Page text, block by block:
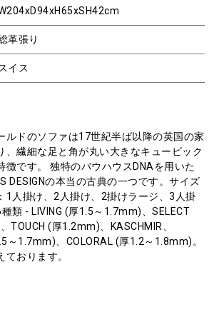
革張り
スイス
ルドのソファは17世紀半ば以降の英国の家
、繊細な足と角が丸い大きなキュービック
徴です。 独特のバウハウスDNAを用いた
DESIGNの本当の古典の一つです。サイズ
1人掛け、2人掛け、2掛けラージ、3人掛
類 - LIVING (厚1.5～1.7mm)、SELECT
TOUCH (厚1.2mm)、KASCHMIR、
～1.7mm)、COLORAL (厚1.2～1.8mm)。
ております。